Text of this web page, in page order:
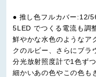
● 推し色フルカバー:12/
5LED でつくる電流も調
鮮やかな水色のようなア
クのルビー、さらにブラ
分光放射照度計で1色ず
細かいあの色やこの色も